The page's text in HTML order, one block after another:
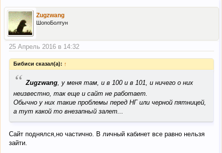
Zugzwang
ШопоБолтун
25 Апрель 2016 в 14:32
Бибиси сказал(а): ↑
“ Zugzwang, у меня там, и в 100 и в 101, и ничего о них
неизвестно, так еще и сайт не работает.
Обычно у них такие проблемы перед НГ или черной пятницей,
а тут какой то внезапный залет...
Сайт поднялся,но частично. В личный кабинет все равно нельзя
зайти.